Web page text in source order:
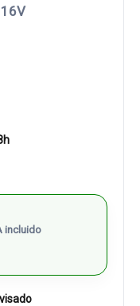
incluido